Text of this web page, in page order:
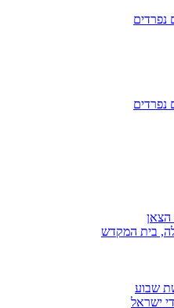
נפרדים
נפרדים
הצאן
בית המקדש
שבוע
ישראל